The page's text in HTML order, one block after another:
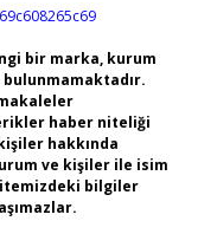
bir marka, kurum
bulunmamaktadır.
haber niteliği
hakkında
ve kişiler ile isim
bilgiler